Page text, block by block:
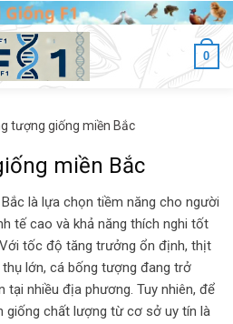
0
tượng giống miền Bắc
miền Bắc
là lựa chọn tiềm năng cho người
tế cao và khả năng thích nghi tốt
tốc độ tăng trưởng ổn định, thịt
lớn, cá bống tượng đang trở
tại nhiều địa phương. Tuy nhiên, để
giống chất lượng từ cơ sở uy tín là